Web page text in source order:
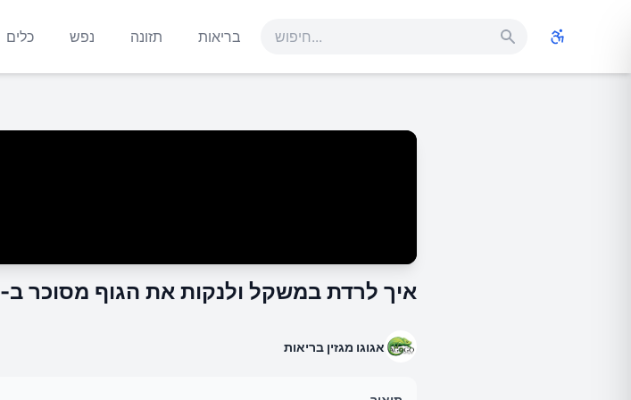
בריאות תזונה נפש כלים
איך לרדת במשקל ולנקות את הגוף מסוכר ב-10 ימים
אגוגו מגזין בריאות